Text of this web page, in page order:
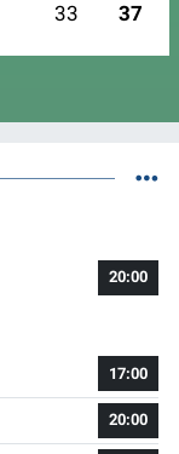
33 37
20:00
17:00
20:00